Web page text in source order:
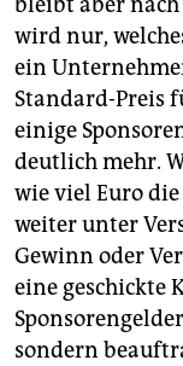
wird nur,
ein
Standard-Preis
einige
deutlich mehr.
wie viel Euro
weiter unter
Gewinn oder
eine geschickte
sondern